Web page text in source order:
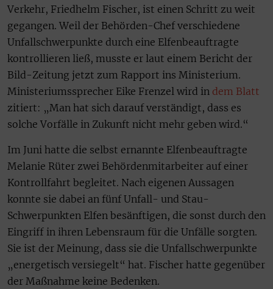
Verkehr, Friedhelm Fischer, ist einen Schritt zu weit
gegangen. Weil der Behörden-Chef verschiedene
Unfallschwerpunkte durch eine Elfenbeauftragte
kontrollieren ließ, musste er laut einem Bericht der
Bild-Zeitung jetzt zum Rapport ins Ministerium.
Ministeriumssprecher Eike Frenzel wird in dem Blatt
zitiert: „Man hat sich darauf verständigt, dass es
solche Vorfälle in Zukunft nicht mehr geben wird.“
Im Juni hatte die selbst ernannte Elfenbeauftragte
Melanie Rüter zwei Behördenmitarbeiter auf einer
Kontrollfahrt begleitet. Nach eigenen Aussagen
konnte sie dabei an fünf Unfall- und Stau-
Schwerpunkten Elfen besänftigen, die sonst durch den
Eingriff in ihren Lebensraum für die Unfälle sorgten.
Sie ist der Meinung, dass sie die Unfallschwerpunkte
„energetisch versiegelt“ hat. Fischer hatte gegenüber
der Maßnahme keine Bedenken.